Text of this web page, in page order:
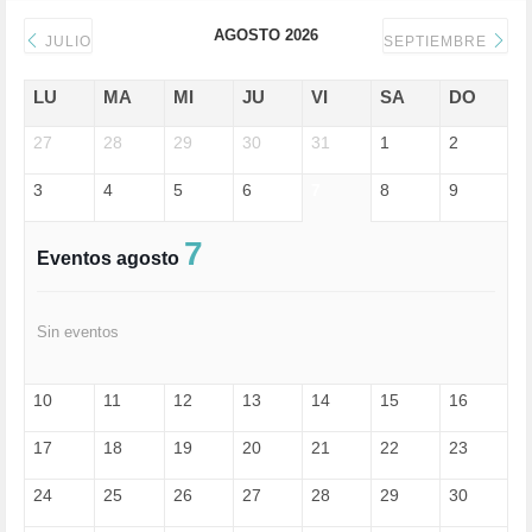
DONALD TRUMP (82)
EDGAR MORIN (1)
EMIGRACIÓN (4)
ESPECULACIÓN (2)
FELICIDAD (1)
FRANCISCO (5)
GUERRA (133)
HUMOR (1)
IA (1)
JULIO AGOSTO 2026 SEPTIEMBRE
LU MA MI JU VI SA DO
27 28 29 30 31 1 2
3 4 5 6 8 9
Eventos agosto 7
Sin eventos
10 11 12 13 14 15 16
17 18 19 20 21 22 23
24 25 26 27 28 29 30